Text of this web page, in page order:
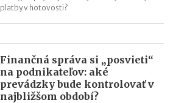
platby v hotovosti?
Finančná správa si „posvieti“
na podnikateľov: aké
prevádzky bude kontrolovať v
najbližšom období?